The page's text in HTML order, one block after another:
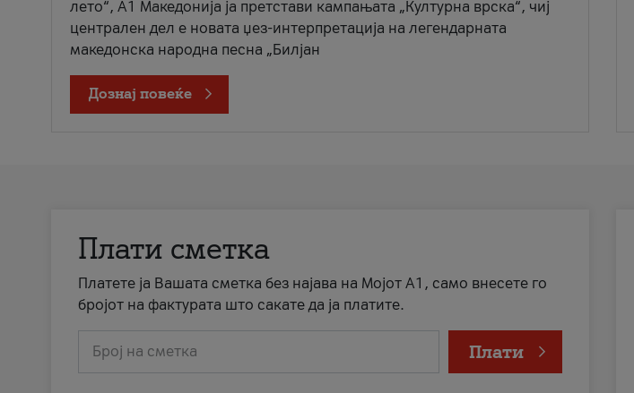
лето“, А1 Македонија ја претстави кампањата „Културна врска“, чиј
централен дел е новата џез-интерпретација на легендарната
македонска народна песна „Билјан
Дознај повеќе
Плати сметка
Платете ја Вашата сметка без најава на Мојот А1, само внесете го
бројот на фактурата што сакате да ја платите.
Број на сметка Плати